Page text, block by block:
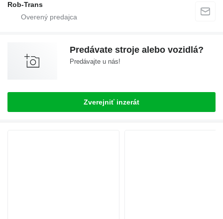
Rob-Trans
Predávate stroje alebo vozidlá?
Predávajte u nás!
Zverejniť inzerát